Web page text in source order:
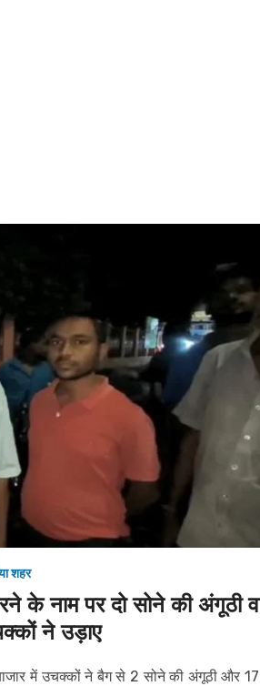
शहर
के नाम पर दो सोने की अंगूठी व
ने उड़ाए
में उचक्कों ने बैग से 2 सोने की अंगूठी और 17